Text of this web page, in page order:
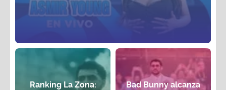
Ranking La Zona:
Bad Bunny alcanza